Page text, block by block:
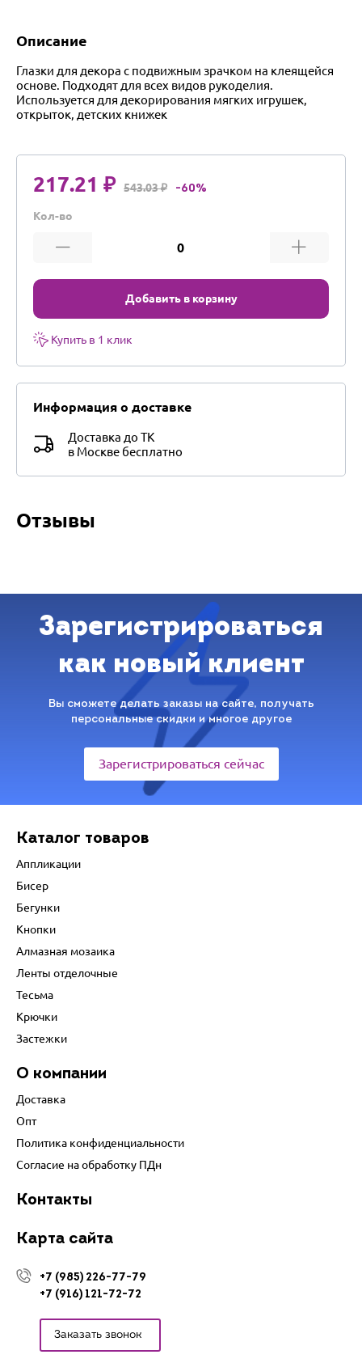
Описание
Глазки для декора с подвижным зрачком на клеящейся
основе. Подходят для всех видов рукоделия.
Используется для декорирования мягких игрушек,
открыток, детских книжек
217.21 ₽ 543.03 ₽ -60%
Кол-во
Добавить в корзину
Купить в 1 клик
Информация о доставке
Доставка до ТК
в Москве бесплатно
Отзывы
Зарегистрироваться
как новый клиент
Вы сможете делать заказы на сайте, получать
персональные скидки и многое другое
Зарегистрироваться сейчас
Каталог товаров
Аппликации
Бисер
Бегунки
Кнопки
Алмазная мозаика
Ленты отделочные
Тесьма
Крючки
Застежки
О компании
Доставка
Опт
Политика конфиденциальности
Согласие на обработку ПДн
Контакты
Карта сайта
+7 (985) 226-77-79
+7 (916) 121-72-72
Заказать звонок